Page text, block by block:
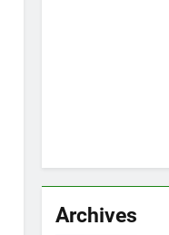
Archives